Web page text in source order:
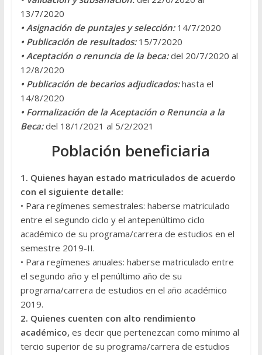
13/7/2020
• Asignación de puntajes y selección:14/7/2020
• Publicación de resultados: 15/7/2020
• Aceptación o renuncia de la beca:del 20/7/2020 al
12/8/2020
• Publicación de becarios adjudicados: hasta el
14/8/2020
• Formalización de la Aceptación o Renuncia a la
Beca: del 18/1/2021 al 5/2/2021
Población beneficiaria
1. Quienes hayan estado matriculados de acuerdo
con el siguiente detalle:
• Para regímenes semestrales: haberse matriculado
entre el segundo ciclo y el antepenúltimo ciclo
académico de su programa/carrera de estudios en el
semestre 2019-II.
• Para regímenes anuales: haberse matriculado entre
el segundo año y el penúltimo año de su
programa/carrera de estudios en el año académico
2019.
2. Quienes cuenten con alto rendimiento
académico, es decir que pertenezcan como mínimo al
tercio superior de su programa/carrera de estudios